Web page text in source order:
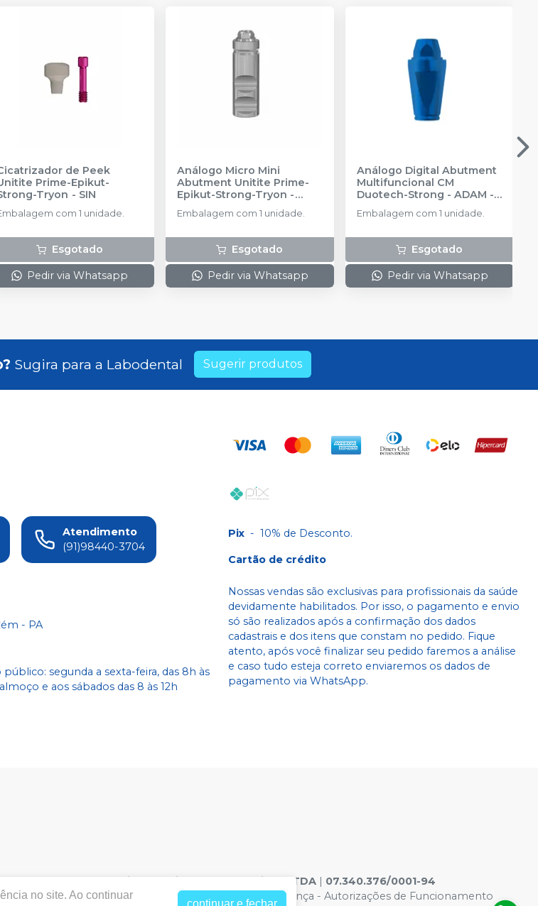
de Peek
Prime-Epikut-
Tryon - SIN
com 1 unidade.
Esgotado
Pedir via Whatsapp
Análogo Micro Mini
Abutment Unitite Prime-
Epikut-Strong-Tryon -
Embalagem com 1 unidade.
Esgotado
Pedir via Whatsapp
Análogo Digital Abutment
Multifuncional CM
Duotech-Strong - ADAM -
Embalagem com 1 unidade.
Esgotado
Pedir via Whatsapp
Sugira para a Labodental Sugerir produtos
Atendimento
(91)98440-3704
- PA
segunda a sexta-feira, das 8h às
e aos sábados das 8 às 12h
Pix - 10% de Desconto.
Cartão de crédito
Nossas vendas são exclusivas para profissionais da saúde
devidamente habilitados. Por isso, o pagamento e envio
só são realizados após a confirmação dos dados
cadastrais e dos itens que constam no pedido. Fique
atento, após você finalizar seu pedido faremos a análise
e caso tudo esteja correto enviaremos os dados de
pagamento via WhatsApp.
Labodental P3 Comercio e Servicos Odontologicos LTDA | 07.340.376/0001-94
/ PA, CEP: 66040-273| Política de Privacidade e Segurança - Autorizações de Funcionamento
no site. Ao continuar
continuar e fechar